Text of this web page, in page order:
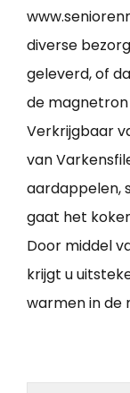
diverse
geleverd, of
de magnetron
Verkrijgbaar
van
aardappelen,
gaat het
Door middel
krijgt u
warmen in de